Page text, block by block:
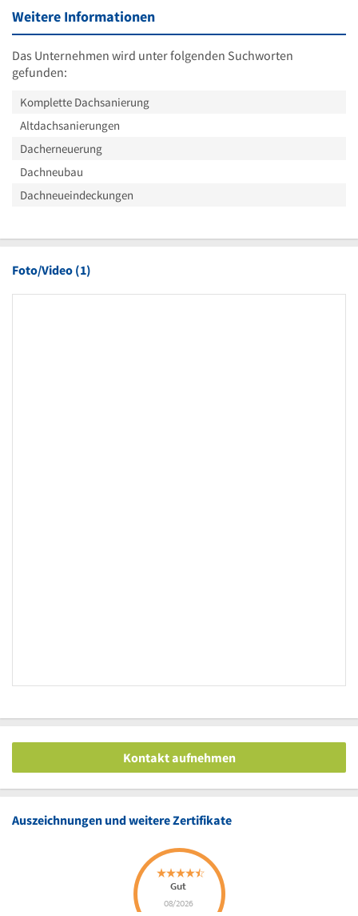
Weitere Informationen
Das Unternehmen wird unter folgenden Suchworten
gefunden:
Komplette Dachsanierung
Altdachsanierungen
Dacherneuerung
Dachneubau
Dachneueindeckungen
Foto/Video (1)
Kontakt aufnehmen
Auszeichnungen und weitere Zertifikate